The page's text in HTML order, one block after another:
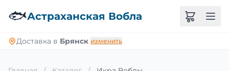
🐟Астраханская Вобла
Доставка в Брянск изменить